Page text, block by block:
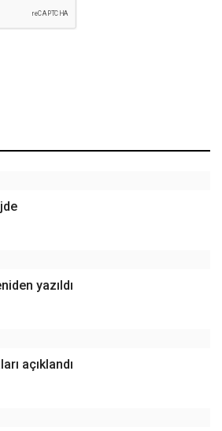
yazıldı
açıklandı